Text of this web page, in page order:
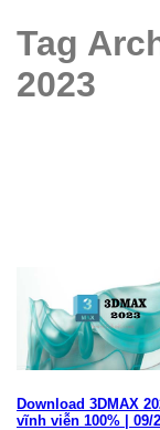
Tag
2023
Download 3DMAX
vĩnh viễn 100% | 09/